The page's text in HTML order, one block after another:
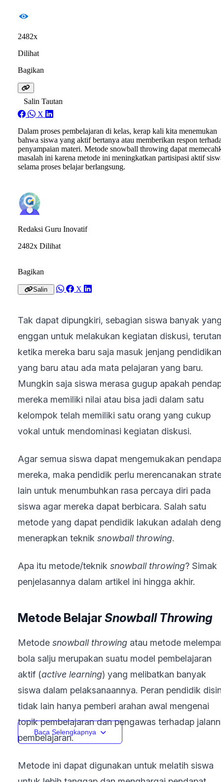
2482x
Dilihat
Bagikan
Salin Tautan
X
Dalam proses pembelajaran di kelas, kerap kali kita menemukan
bahwa siswa yang aktif bertanya atau memberikan respon
penyampaian materi. Metode snowball throwing dapat
masalah ini karena metode ini meningkatkan partisipasi aktif
selama proses belajar berlangsung.
Redaksi Guru Inovatif
2482x Dilihat
Bagikan
Salin X
Tak dapat dipungkiri, sebagian siswa banyak
enggan untuk melakukan kegiatan diskusi,
ketika mereka baru saja masuk jenjang pendidikan
yang baru atau ada mata pelajaran yang baru.
Mungkin saja siswa merasa gugup apakah
mereka memiliki nilai atau bisa jadi dalam satu
kelompok telah memiliki satu orang yang cukup
vokal untuk mendominasi kegiatan diskusi.
Agar semua siswa dapat mengemukakan
mereka, maka pendidik perlu merencanakan
lain untuk menumbuhkan rasa percaya diri pada
siswa agar mereka dapat berbicara. Salah satu
metode yang dapat pendidik lakukan adalah
menerapkan teknik snowball throwing.
Apa itu metode/teknik snowball throwing? Simak
penjelasannya dalam artikel ini hingga akhir.
Metode BelajarSnowball Throwing
Metode snowball throwing atau metode
bola salju merupakan suatu model pembelajaran
aktif (active learning) yang melibatkan banyak
siswa dalam pelaksanaannya. Peran pendidik
tidak lain hanya pemberi arahan awal mengenai
topik pembelajaran dan pengawas terhadap
pembelajaran.
Metode ini dapat digunakan untuk melatih siswa
Baca Selengkapnya